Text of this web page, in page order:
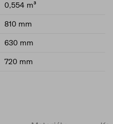
0,554 m³
810 mm
630 mm
720 mm